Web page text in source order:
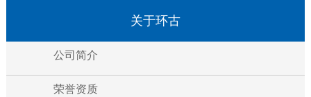
关于环古
公司简介
荣誉资质